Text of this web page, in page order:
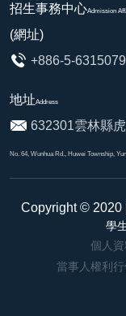
招生事務中心Admission
(網址)
+886-5-6315079
地址Address
632301雲林縣
No. 64, Wunhua Rd., Huwei Township,
Copyright © 2020
學
個人
當事人權利